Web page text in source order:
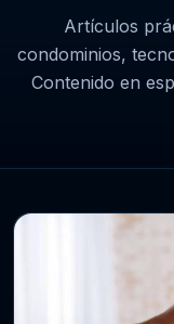
Artículos
condominios,
Contenido en